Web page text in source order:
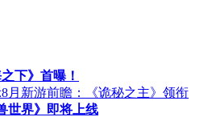
下》首曝！
8月新游前瞻：《诡秘之主》领衔
世界》即将上线